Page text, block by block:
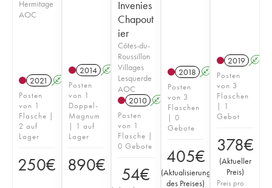
Hermitage
AOC
2021 A T
Posten
von 1
Flasche |
2 auf
Lager
250€
2014 A
Posten
von 1
Doppel-
Magnum
| 1 auf
Lager
890€
Invenies
Chapout
ier
Côtes-du-
Roussillon
Villages
Lesquerde
AOC
2010 A
Posten
von 1
Flasche |
0 Gebote
54€
2018 A
Posten
von 3
Flaschen
| 0
Gebote
405€
(Aktualisierung
des Preises)
2019 A
Posten
von 3
Flaschen
| 1
Gebot
378€
(Aktueller
Preis)
Preis pro